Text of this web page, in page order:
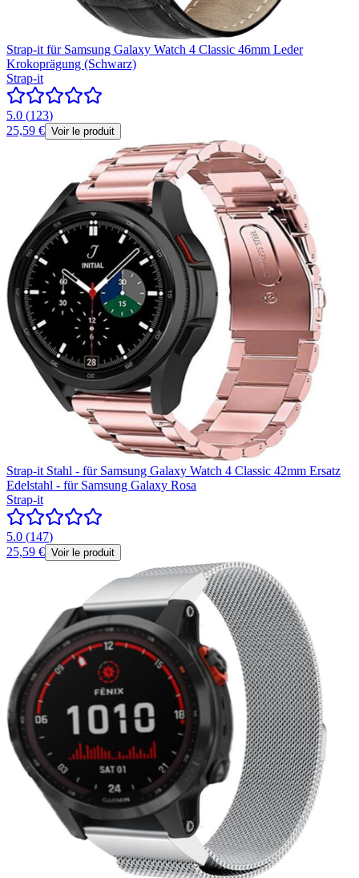
Strap-it für Samsung Galaxy Watch 4 Classic 46mm Leder
Krokoprägung (Schwarz)
Strap-it
5.0 (123)
25,59 € Voir le produit
Strap-it Stahl - für Samsung Galaxy Watch 4 Classic 42mm Ersatz
Edelstahl - für Samsung Galaxy Rosa
Strap-it
5.0 (147)
25,59 € Voir le produit